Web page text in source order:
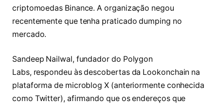
criptomoedas Binance. A organização negou
recentemente que tenha praticado dumping no
mercado.
Sandeep Nailwal, fundador do Polygon
Labs, respondeu às descobertas da Lookonchain na
plataforma de microblog X (anteriormente conhecida
como Twitter), afirmando que os endereços que